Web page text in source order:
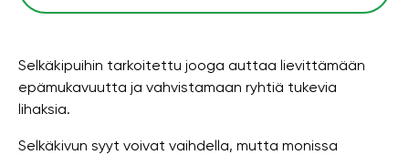
Selkäkipuihin tarkoitettu jooga auttaa lievittämään
epämukavuutta ja vahvistamaan ryhtiä tukevia
lihaksia.
Selkäkivun syyt voivat vaihdella, mutta monissa